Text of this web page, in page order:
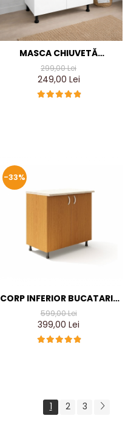
MASCA CHIUVETĂ
80X87X50 CM, 2 UȘI, ALB
MAT, PAL 18 MM, PICIOARE
REGLABILE
299,00 Lei
249,00 Lei
-33%
CORP INFERIOR BUCATARIE
L80X50XH90, CULOARE
CIRES, PAL 18MM
599,00 Lei
399,00 Lei
1 2 3